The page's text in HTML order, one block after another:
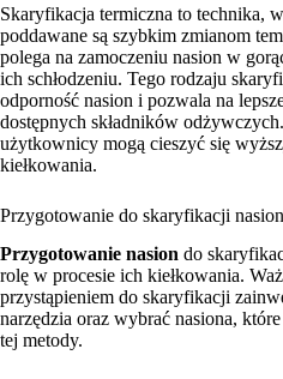
Skaryfikacja termiczna to technika,
poddawane są szybkim zmianom
polega na zamoczeniu nasion w
ich schłodzeniu. Tego rodzaju
odporność nasion i pozwala na
dostępnych składników
użytkownicy mogą cieszyć się
kiełkowania.
Przygotowanie do skaryfikacji nasion
Przygotowanie nasion do
rolę w procesie ich kiełkowania.
przystąpieniem do skaryfikacji
narzędzia oraz wybrać nasiona,
tej metody.